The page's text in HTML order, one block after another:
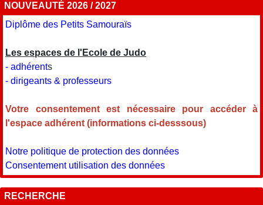
NOUVEAUTÉ 2026 / 2027
Diplôme des Petits Samouraïs
Les espaces de l'Ecole de Judo
- adhérents
- dirigeants & professeurs
Votre consentement est nécessaire pour accéder à
l'espace adhérent (informations ci-desssous)
Notre politique de protection des données
Consentement utilisation des données
RECHERCHE